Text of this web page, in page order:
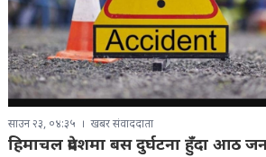
साउन २३, ०४:३५ खबर संवाददाता
हिमाचल प्रदेशमा बस दुर्घटना हुँदा आठ